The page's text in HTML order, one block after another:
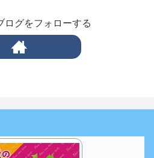
ログをフォローする